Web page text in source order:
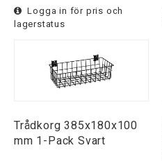
Logga in för pris och
lagerstatus
Trådkorg 385x180x100
mm 1-Pack Svart